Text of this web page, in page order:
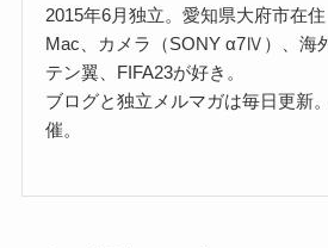
2015年6月独立。愛知県大府市在住
Mac、カメラ（SONY α7Ⅳ）、海
テン翼、FIFA23が好き。
ブログと独立メルマガは毎日更新
催。